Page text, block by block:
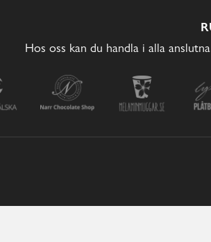
Hos oss kan du handla i alla